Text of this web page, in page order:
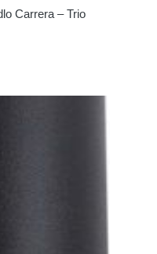
Carrera – Trio